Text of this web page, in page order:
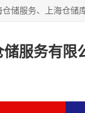
服务有限